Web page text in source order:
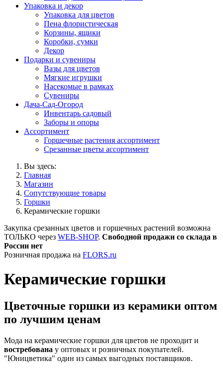
Упаковка и декор
Упаковка для цветов
Пена флористическая
Корзины, ящики
Коробки, сумки
Декор
Подарки и сувениры
Вазы для цветов
Мягкие игрушки
Насекомые в рамках
Сувениры
Дача-Сад-Огород
Инвентарь садовый
Заборы и опоры
Ассортимент
Горшечные растения ассортимент
Срезанные цветы ассортимент
Вы здесь:
Главная
Магазин
Сопутствующие товары
Горшки
Керамические горшки
Закупка срезанных цветов и горшечных растений возможна
ТОЛЬКО через WEB-SHOP. Свободной продажи со склада в
России нет
Розничная продажа на FLORS.ru
Керамические горшки
Цветочные горшки из керамики оптом
по лучшим ценам
Мода на керамические горшки для цветов не проходит и
востребована у оптовых и розничных покупателей.
"Юницветика" один из самых выгодных поставщиков.